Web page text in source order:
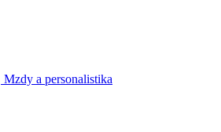
Mzdy a personalistika